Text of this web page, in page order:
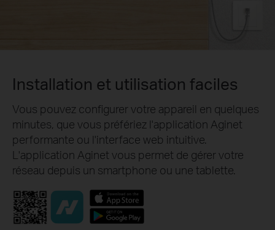
Installation et utilisation faciles
Vous pouvez configurer votre appareil en quelques
minutes, que vous préfériez l'application Aginet
performante ou l'interface web intuitive.
L'application Aginet vous permet de gérer votre
réseau depuis un smartphone ou une tablette.